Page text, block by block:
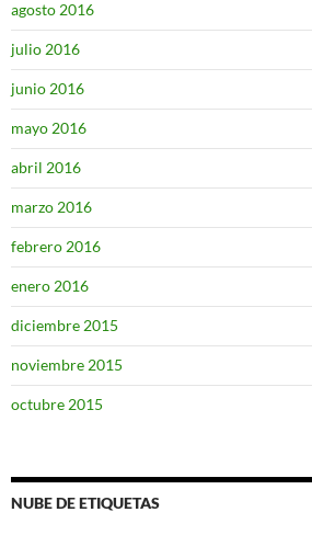
agosto 2016
julio 2016
junio 2016
mayo 2016
abril 2016
marzo 2016
febrero 2016
enero 2016
diciembre 2015
noviembre 2015
octubre 2015
NUBE DE ETIQUETAS